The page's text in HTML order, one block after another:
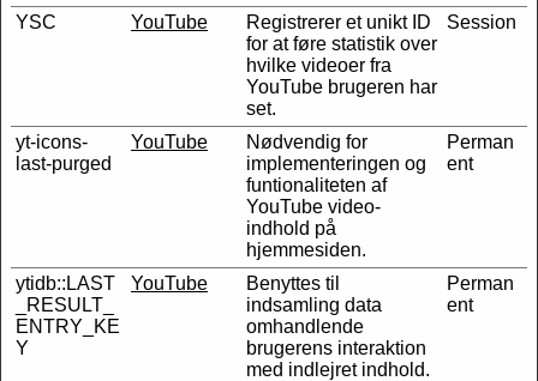
YSC YouTube
Registrerer et unikt ID
for at føre statistik over
hvilke videoer fra
YouTube brugeren har
set.
Session
yt-icons-
last-purged
YouTube
Nødvendig for
implementeringen og
funtionaliteten af
YouTube video-
indhold på
hjemmesiden.
Perman
ent
ytidb::LAST
_RESULT_
ENTRY_KE
Y
YouTube
Benyttes til
indsamling data
omhandlende
brugerens interaktion
med indlejret indhold.
Perman
ent